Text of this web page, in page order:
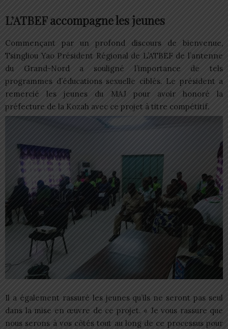
L’ATBEF accompagne les jeunes
Commençant par un profond discours de bienvenue,
Tsingliou Yao Président Régional de L’ATBEF de l’antenne
du Grand-Nord a souligné l’importance de tels
programmes d’éducations sexuelle ciblés. Le président a
remercié les jeunes du MAJ pour avoir honoré la
préfecture de la Kozah avec ce projet à titre compétitif.
Il a également rassuré les jeunes qu’ils ne seront pas seul
dans la mise en œuvre de ce projet. « Je vous rassure que
nous serons à vos côtés tout au long de ce processus pour